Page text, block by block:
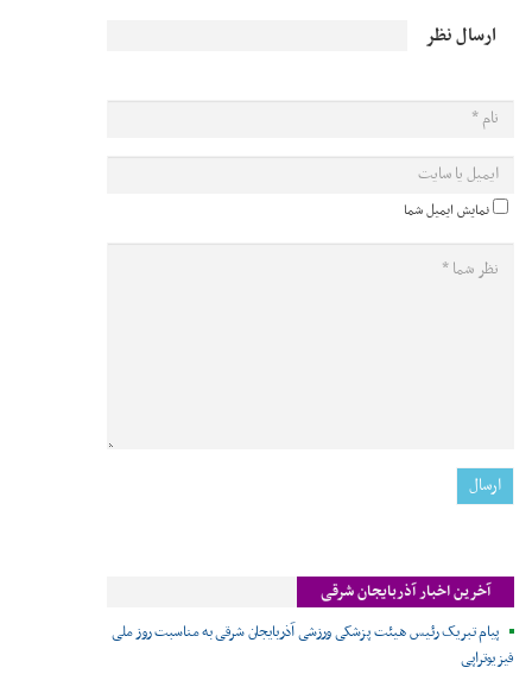
ارسال نظر
نمایش ایمیل شما
آخرین اخبار آذربایجان شرقی
پیام تبریک رئیس هیئت پزشکی ورزشی آذربایجان شرقی به مناسبت روز ملی
فیزیوتراپی